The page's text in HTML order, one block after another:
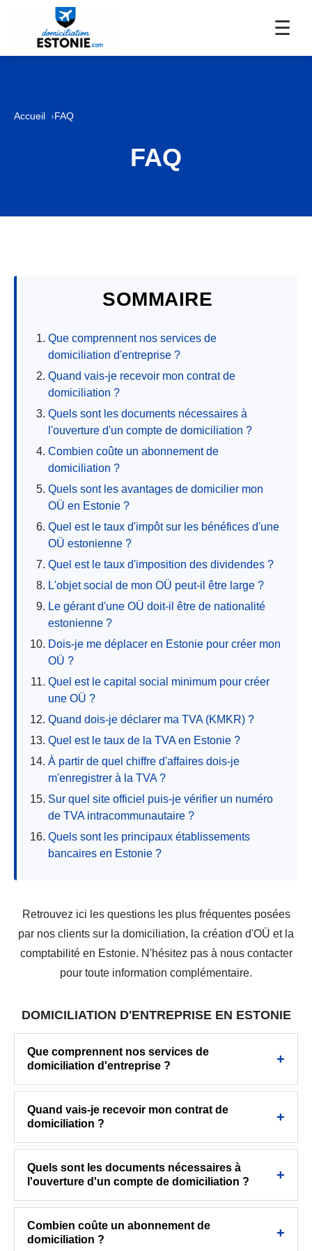
☰
Accueil FAQ
FAQ
SOMMAIRE
Que comprennent nos services de
domiciliation d'entreprise ?
Quand vais-je recevoir mon contrat de
domiciliation ?
Quels sont les documents nécessaires à
l'ouverture d'un compte de domiciliation ?
Combien coûte un abonnement de
domiciliation ?
Quels sont les avantages de domicilier mon
OÜ en Estonie ?
Quel est le taux d'impôt sur les bénéfices d'une
OÜ estonienne ?
Quel est le taux d'imposition des dividendes ?
L'objet social de mon OÜ peut-il être large ?
Le gérant d'une OÜ doit-il être de nationalité
estonienne ?
Dois-je me déplacer en Estonie pour créer mon
OÜ ?
Quel est le capital social minimum pour créer
une OÜ ?
Quand dois-je déclarer ma TVA (KMKR) ?
Quel est le taux de la TVA en Estonie ?
À partir de quel chiffre d'affaires dois-je
m'enregistrer à la TVA ?
Sur quel site officiel puis-je vérifier un numéro
de TVA intracommunautaire ?
Quels sont les principaux établissements
bancaires en Estonie ?
Retrouvez ici les questions les plus fréquentes posées
par nos clients sur la domiciliation, la création d'OÜ et la
comptabilité en Estonie. N'hésitez pas à nous contacter
pour toute information complémentaire.
DOMICILIATION D'ENTREPRISE EN ESTONIE
Que comprennent nos services de
domiciliation d'entreprise ?
Business Register) en plein centre de Tallinn.
colis et notifications de l'administration estonienne.
avec scan disponible 24/7.
Quand vais-je recevoir mon contrat de
domiciliation ?
après le paiement sur notre site sécurisé SSL. Vous
pouvez signer électroniquement grâce à l'e-
Tallinn, ou via notre réseau de notaires partenaires.
Quels sont les documents nécessaires à
l'ouverture d'un compte de domiciliation ?
passeport européen, ou carte e-Residency).
Combien coûte un abonnement de
domiciliation ?